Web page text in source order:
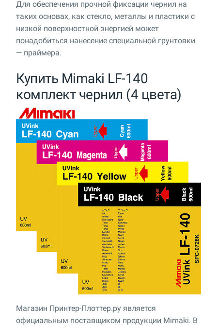
Для обеспечения прочной фиксации чернил на
таких основах, как стекло, металлы и пластики с
низкой поверхностной энергией может
понадобиться нанесение специальной грунтовки
— праймера.
Купить Mimaki LF-140
комплект чернил (4 цвета)
Магазин Принтер-Плоттер.ру является
официальным поставщиком продукции Mimaki. В